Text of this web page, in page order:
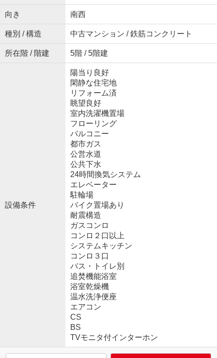
向き 南西
種別 / 構造 中古マンション / 鉄筋コンクリート
所在階 / 階建 5階 / 5階建
設備条件
陽当り良好
閑静な住宅地
リフォーム済
眺望良好
室内洗濯機置場
フローリング
バルコニー
都市ガス
公営水道
公共下水
24時間換気システム
エレベーター
駐輪場
バイク置場あり
耐震構造
ガスコンロ
コンロ２口以上
システムキッチン
コンロ３口
バス・トイレ別
追焚機能浴室
浴室乾燥機
温水洗浄便座
エアコン
CS
BS
TVモニタ付インターホン